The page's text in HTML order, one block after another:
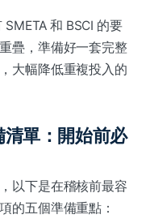
和 BSCI 的要
疊，準備好一套完整
大幅降低重複投入的
單：開始前必
以下是在稽核前最容
的五個準備重點：